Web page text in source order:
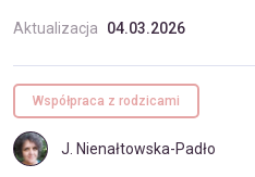
Aktualizacja 04.03.2026
J. Nienałtowska-Padło
Współpraca z rodzicami